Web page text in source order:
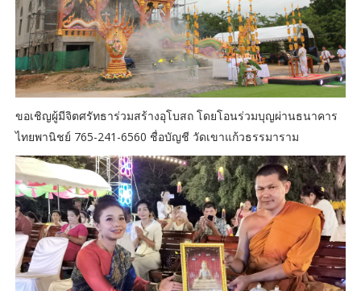
ขอเชิญผู้มีจิตศรัทธาร่วมสร้างอุโบสถ โดยโอนร่วมบุญผ่านธนาคาร
ไทยพานิชย์ 765-241-6560 ชื่อบัญชี วัดเขาแก้วธรรมาราม